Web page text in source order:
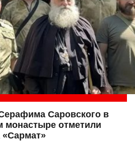
Саровского в
монастыре отметили
«Сармат»